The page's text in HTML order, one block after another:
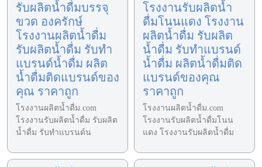
รับผลิตน้ำดื่มบรรจุ
ขวด องครักษ์
โรงงานผลิตน้ำดื่ม
รับผลิตน้ำดื่ม รับทำ
แบรนด์น้ำดื่ม ผลิต
น้ำดื่มติดแบรนด์ของ
คุณ ราคาถูก
โรงงานผลิตน้ำดื่ม.com
โรงงานรับผลิตน้ำดื่ม รับผลิต
น้ำดื่ม รับทำแบรนด์น
โรงงานรับผลิตน้ำ
ดื่มโนนแดง โรงงาน
ผลิตน้ำดื่ม รับผลิต
น้ำดื่ม รับทำแบรนด์
น้ำดื่ม ผลิตน้ำดื่มติด
แบรนด์ของคุณ
ราคาถูก
โรงงานผลิตน้ำดื่ม.com
โรงงานรับผลิตน้ำดื่มโนน
แดง โรงงานรับผลิตน้ำดื่ม